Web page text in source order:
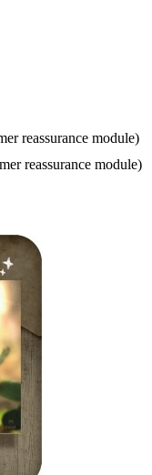
reassurance module)
reassurance module)